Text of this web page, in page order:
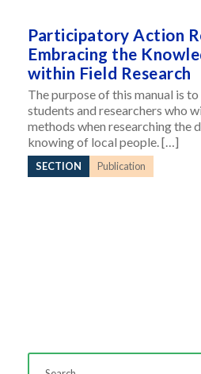
Participatory Action
Embracing the
within Field Research
The purpose of this manual is
students and researchers who
methods when researching the
knowing of local people. […]
SECTION Publication